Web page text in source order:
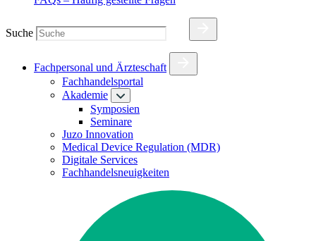
Suche
Fachpersonal und Ärzteschaft
Fachhandelsportal
Akademie
Symposien
Seminare
Juzo Innovation
Medical Device Regulation (MDR)
Digitale Services
Fachhandelsneuigkeiten